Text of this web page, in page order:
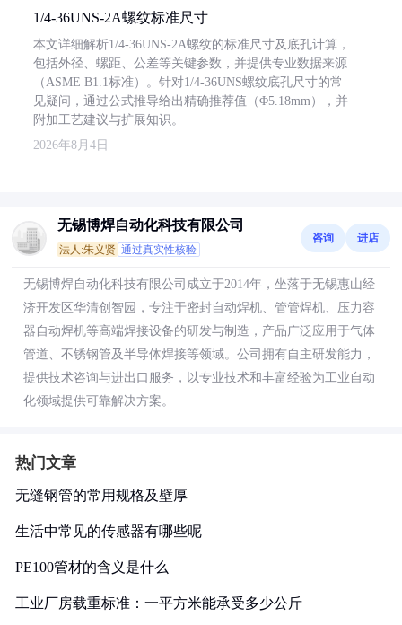
1/4-36UNS-2A螺纹标准尺寸
本文详细解析1/4-36UNS-2A螺纹的标准尺寸及底孔计算，
包括外径、螺距、公差等关键参数，并提供专业数据来源
（ASME B1.1标准）。针对1/4-36UNS螺纹底孔尺寸的常
见疑问，通过公式推导给出精确推荐值（Φ5.18mm），并
附加工艺建议与扩展知识。
2026年8月4日
无锡博焊自动化科技有限公司
法人:朱义贤 通过真实性核验
咨询 进店
无锡博焊自动化科技有限公司成立于2014年，坐落于无锡惠山经
济开发区华清创智园，专注于密封自动焊机、管管焊机、压力容
器自动焊机等高端焊接设备的研发与制造，产品广泛应用于气体
管道、不锈钢管及半导体焊接等领域。公司拥有自主研发能力，
提供技术咨询与进出口服务，以专业技术和丰富经验为工业自动
化领域提供可靠解决方案。
热门文章
无缝钢管的常用规格及壁厚
生活中常见的传感器有哪些呢
PE100管材的含义是什么
工业厂房载重标准：一平方米能承受多少公斤